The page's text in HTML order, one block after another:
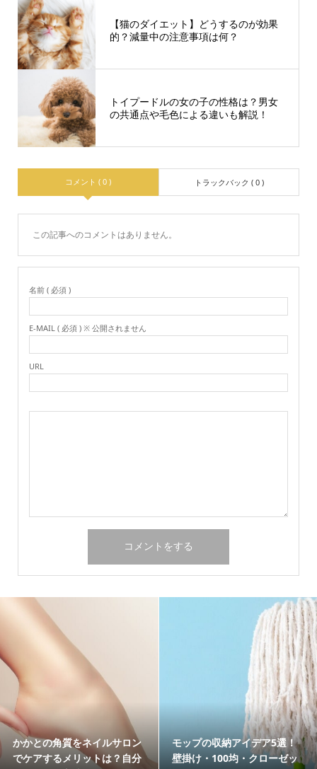
【猫のダイエット】どうするのが効果
的？減量中の注意事項は何？
トイプードルの女の子の性格は？男女
の共通点や毛色による違いも解説！
コメント ( 0 ) トラックバック ( 0 )
この記事へのコメントはありません。
名前 ( 必須 )
E-MAIL ( 必須 ) ※ 公開されません
URL
娘の結婚式で黒留袖を着る場
合のマナーとは？母親必見の
老犬（シニア犬）は下痢にな
りやすい！様子見するか病院